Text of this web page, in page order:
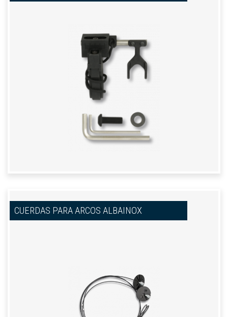
CUERDAS PARA ARCOS ALBAINOX